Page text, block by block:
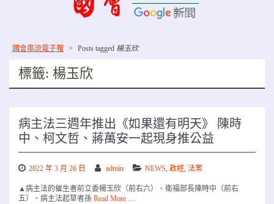
國會串流電子報 > Posts tagged 楊玉欣
標籤: 楊玉欣
病主法三週年推出《如果還有明天》 陳時
中、柯文哲、蔣萬安一起現身推公益
2022 年 3 月 26 日 admin NEWS, 政經, 法案
▲病主法的催生者前立委楊玉欣（前右六）、衛福部長陳時中（前右
五）、病主法起草者孫 Read More …